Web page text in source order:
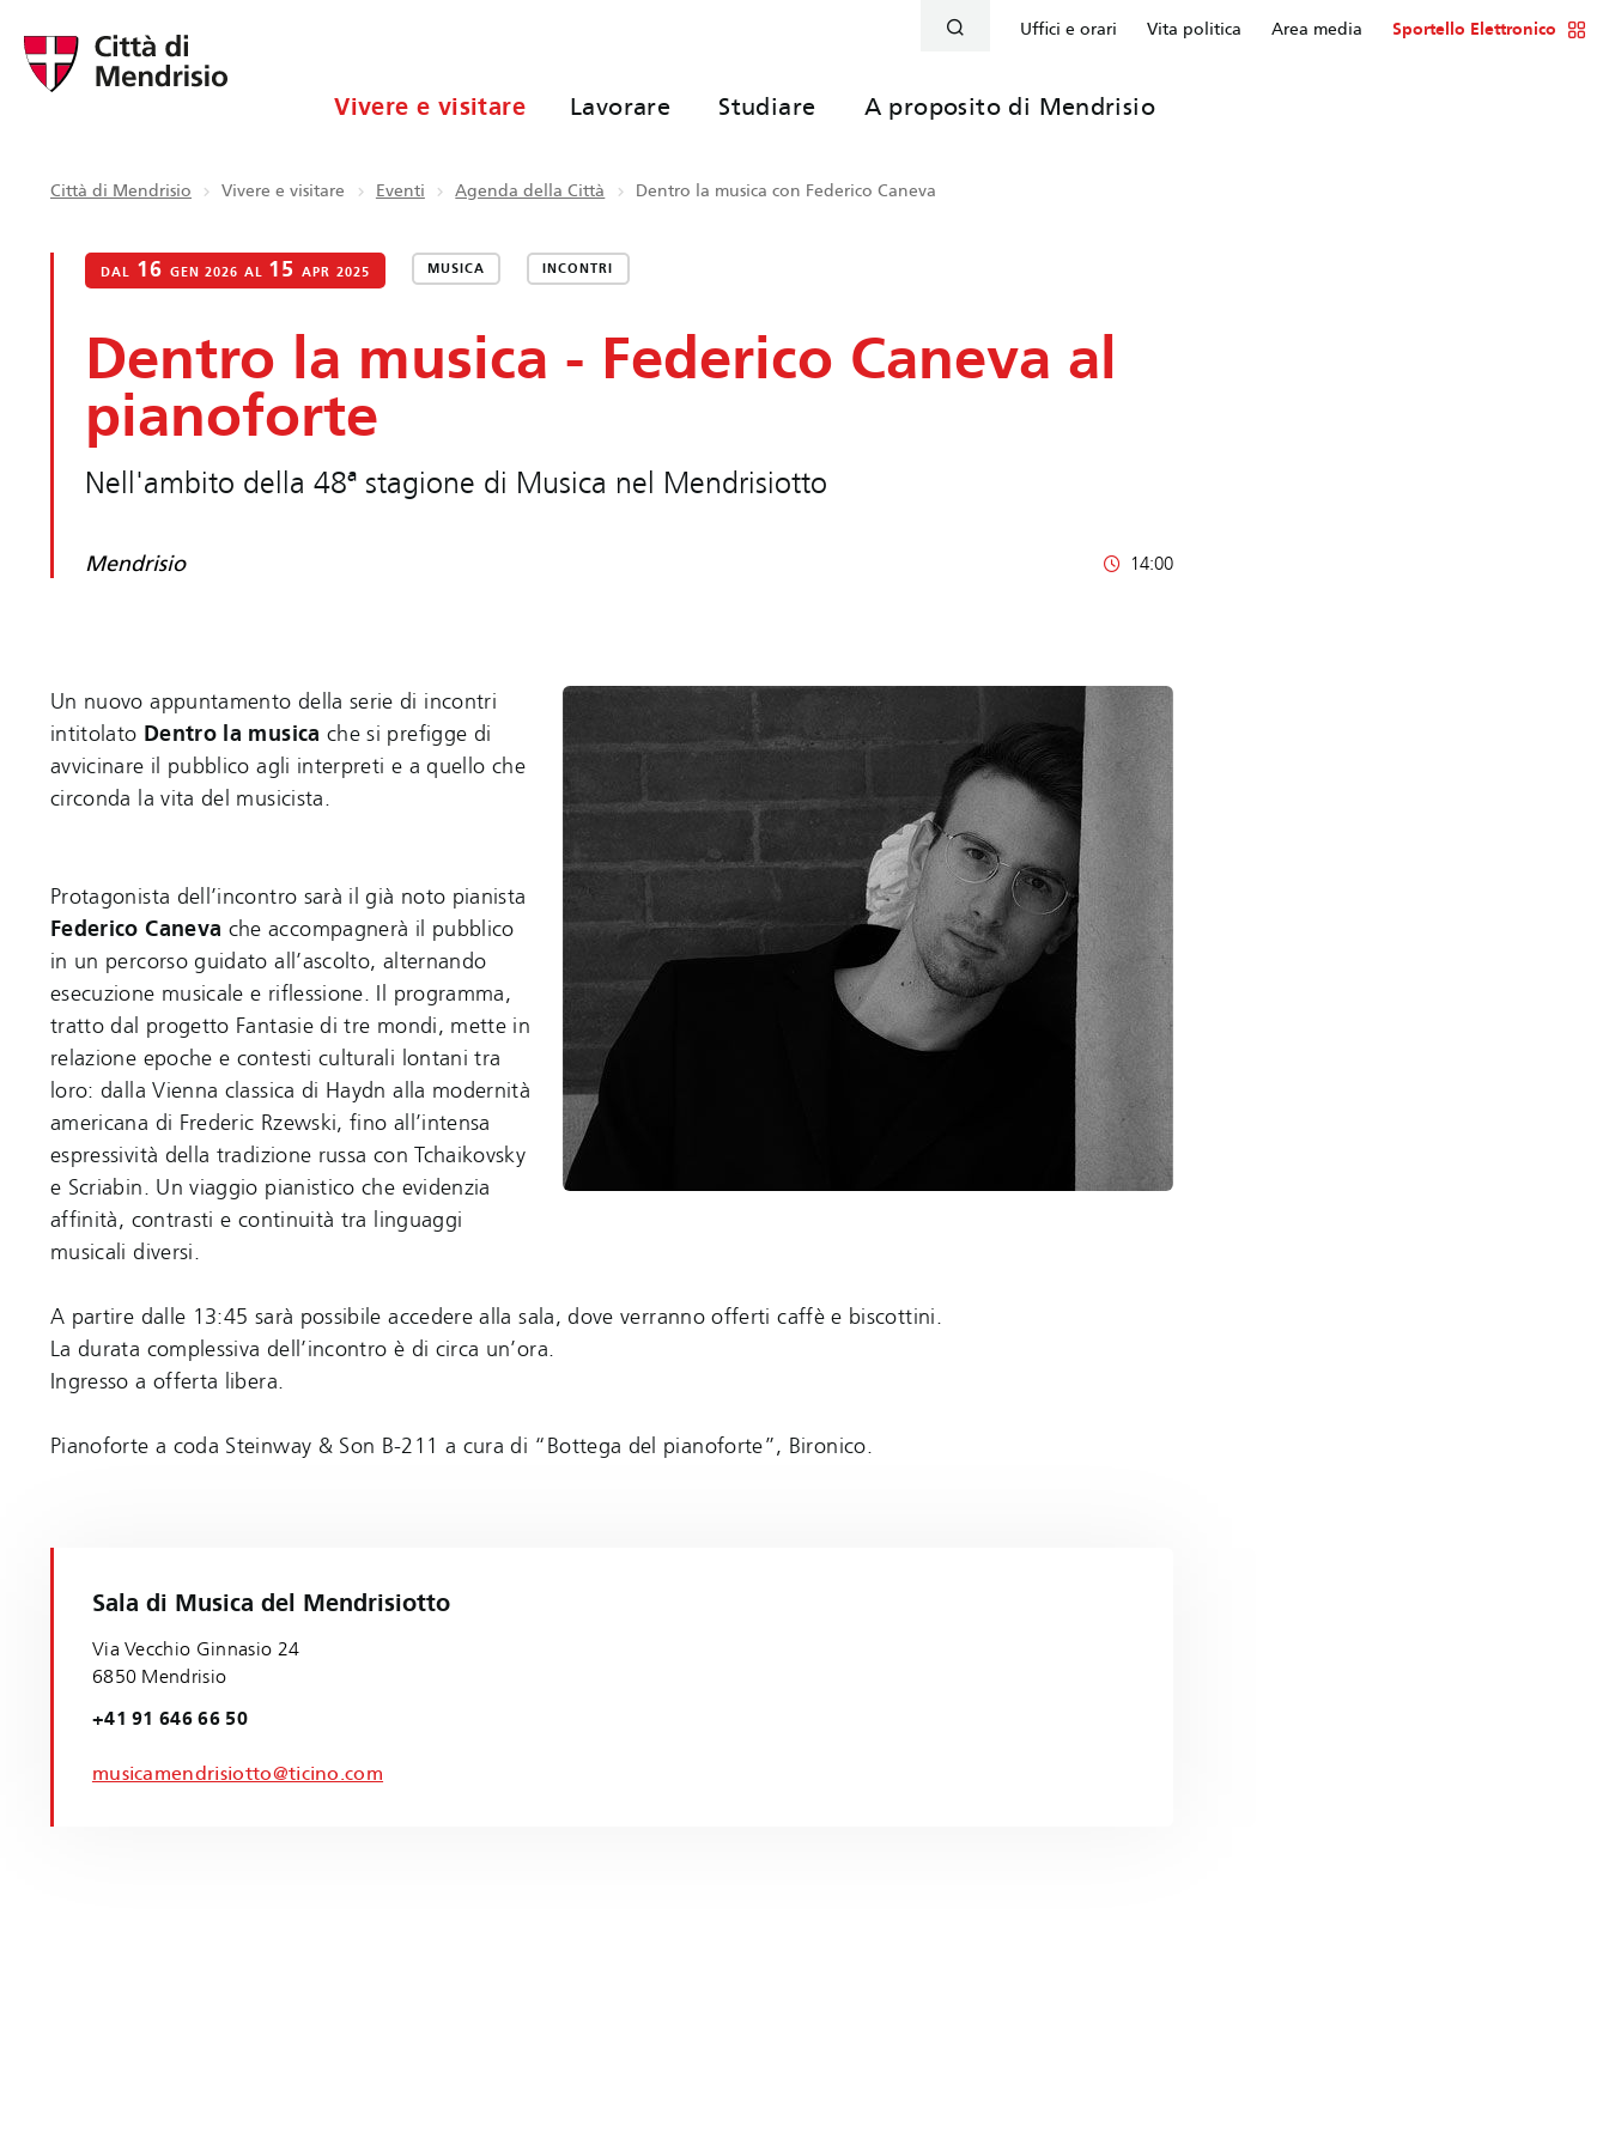
Uffici e orari Vita politica Area media Sportello Elettronico
Vivere e visitare Lavorare Studiare A proposito di Mendrisio
Città di Mendrisio Vivere e visitare Eventi Agenda della Città Dentro la musica con Federico Caneva
DAL 16 GEN 2026 AL 15 APR 2025 MUSICA INCONTRI
Dentro la musica - Federico Caneva al
pianoforte
Nell'ambito della 48ª stagione di Musica nel Mendrisiotto
Mendrisio 14:00
Un nuovo appuntamento della serie di incontri
intitolato Dentro la musica che si prefigge di
avvicinare il pubblico agli interpreti e a quello che
circonda la vita del musicista.
Protagonista dell’incontro sarà il già noto pianista
Federico Caneva che accompagnerà il pubblico
in un percorso guidato all’ascolto, alternando
esecuzione musicale e riflessione. Il programma,
tratto dal progetto Fantasie di tre mondi, mette in
relazione epoche e contesti culturali lontani tra
loro: dalla Vienna classica di Haydn alla modernità
americana di Frederic Rzewski, fino all’intensa
espressività della tradizione russa con Tchaikovsky
e Scriabin. Un viaggio pianistico che evidenzia
affinità, contrasti e continuità tra linguaggi
musicali diversi.
A partire dalle 13:45 sarà possibile accedere alla sala, dove verranno offerti caffè e biscottini.
La durata complessiva dell’incontro è di circa un’ora.
Ingresso a offerta libera.
Pianoforte a coda Steinway & Son B-211 a cura di “Bottega del pianoforte”, Bironico.
Sala di Musica del Mendrisiotto
Via Vecchio Ginnasio 24
6850 Mendrisio
+41 91 646 66 50
musicamendrisiotto@ticino.com